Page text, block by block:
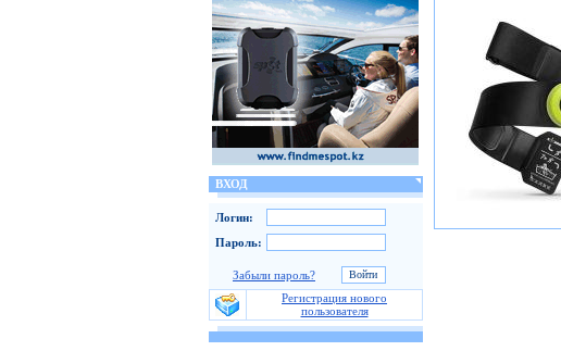
ВХОД
Логин:
Пароль:
Забыли пароль?
Регистрация нового
пользователя